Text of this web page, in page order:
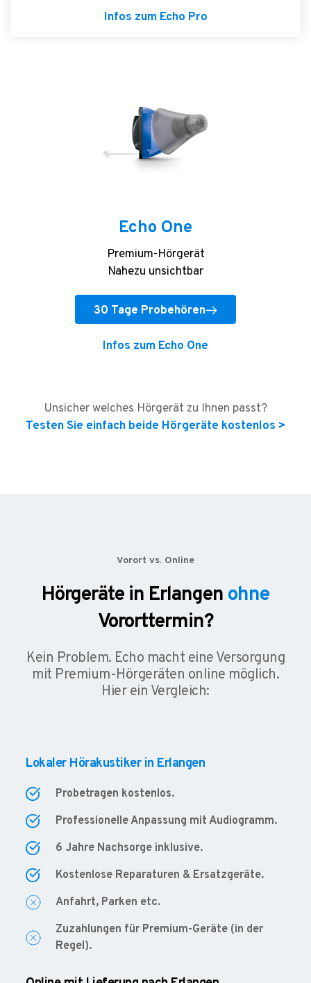
Echo One
Premium-Hörgerät
Nahezu unsichtbar
30 Tage Probehören
Infos zum Echo One
Infos zum Echo Pro
Unsicher welches Hörgerät zu Ihnen passt?
Testen Sie einfach beide Hörgeräte kostenlos >
Vorort vs. Online
Hörgeräte in Erlangen ohne
Vororttermin?
Kein Problem. Echo macht eine Versorgung
mit Premium-Hörgeräten online möglich.
Hier ein Vergleich:
Lokaler Hörakustiker in Erlangen
Probetragen kostenlos.
Professionelle Anpassung mit Audiogramm.
6 Jahre Nachsorge inklusive.
Kostenlose Reparaturen & Ersatzgeräte.
Anfahrt, Parken etc.
Zuzahlungen für Premium-Geräte (in der
Regel).